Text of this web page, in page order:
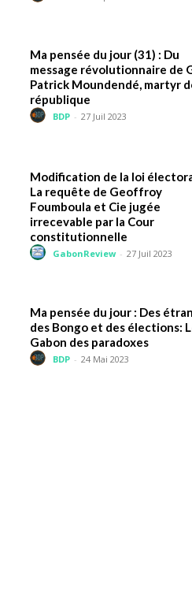
Ma pensée du jour (31) : Du
message révolutionnaire de
Patrick Moundendé, martyr
république
BDP - 27 Juil 2023
Modification de la loi
La requête de Geoffroy
Foumboula et Cie jugée
irrecevable par la Cour
constitutionnelle
GabonReview - 27 Juil 2023
Ma pensée du jour : Des
des Bongo et des élections:
Gabon des paradoxes
BDP - 24 Mai 2023